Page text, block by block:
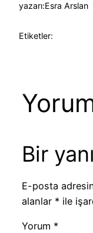
yazarı:Esra Arslan
Etiketler:
Bir
E-posta
alanlar * ile
Yorum *